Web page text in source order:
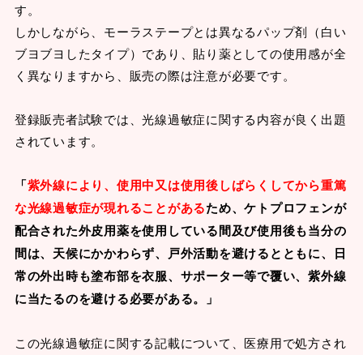
す。
しかしながら、モーラステープとは異なるパップ剤（白い
ブヨブヨしたタイプ）であり、貼り薬としての使用感が全
く異なりますから、販売の際は注意が必要です。
登録販売者試験では、光線過敏症に関する内容が良く出題
されています。
「紫外線により、使用中又は使用後しばらくしてから重篤
な光線過敏症が現れることがあるため、ケトプロフェンが
配合された外皮用薬を使用している間及び使用後も当分の
間は、天候にかかわらず、戸外活動を避けるとともに、日
常の外出時も塗布部を衣服、サポーター等で覆い、紫外線
に当たるのを避ける必要がある。」
この光線過敏症に関する記載について、医療用で処方され